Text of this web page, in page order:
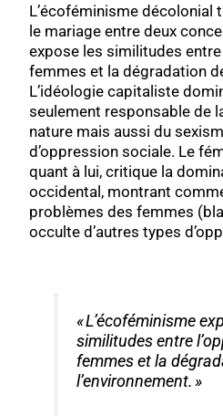
L’écoféminisme décolonial
le mariage entre deux
expose les similitudes entre
femmes et la dégradation
L’idéologie capitaliste
seulement responsable de
nature mais aussi du
d’oppression sociale. Le
quant à lui, critique la
occidental, montrant
problèmes des femmes
occulte d’autres types
« L’écoféminisme
similitudes entre
femmes et la
l’environnement. »